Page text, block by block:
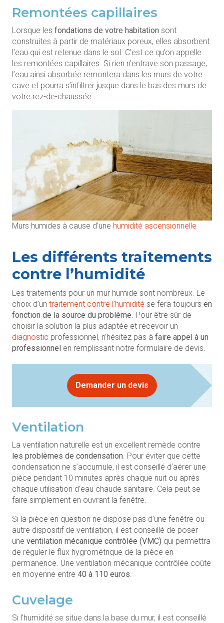
Remontées capillaires
Lorsque les fondations de votre habitation sont
construites à partir de matériaux poreux, elles absorbent
l’eau qui est retenue dans le sol. C’est ce qu’on appelle
les remontées capillaires. Si rien n’entrave son passage,
l’eau ainsi absorbée remontera dans les murs de votre
cave et pourra s’infiltrer jusque dans le bas des murs de
votre rez-de-chaussée.
Murs humides à cause d’une humidité ascensionnelle
Les différents traitements
contre l’humidité
Les traitements pour un mur humide sont nombreux. Le
choix d’un traitement contre l’humidité se fera toujours en
fonction de la source du problème . Pour être sûr de
choisir la solution la plus adaptée et recevoir un
diagnostic professionnel, n’hésitez pas à faire appel à un
professionnel en remplissant notre formulaire de devis.
Demander un devis
Ventilation
La ventilation naturelle est un excellent remède contre
les problèmes de condensation . Pour éviter que cette
condensation ne s’accumule, il est conseillé d’aérer une
pièce pendant 10 minutes après chaque nuit ou après
chaque utilisation d’eau chaude sanitaire. Cela peut se
faire simplement en ouvrant la fenêtre.
Si la pièce en question ne dispose pas d’une fenêtre ou
autre dispositif de ventilation, il est conseillé de poser
une ventilation mécanique contrôlée (VMC) qui permettra
de réguler le flux hygrométrique de la pièce en
permanence. Une ventilation mécanique contrôlée coûte
en moyenne entre 40 à 110 euros
Cuvelage
Si l’humidité se situe dans la base du mur, il est conseillé